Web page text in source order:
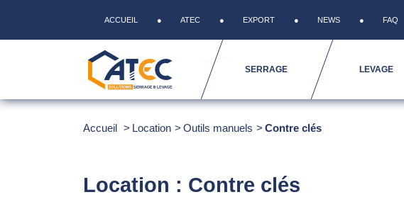
ACCUEIL ATEC EXPORT NEWS FAQ
SERRAGE LEVAGE
Accueil Location Outils manuels Contre clés
Location : Contre clés